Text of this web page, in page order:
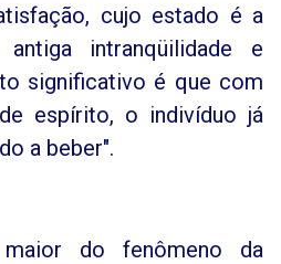
cujo estado é a
intranqüilidade e
significativo é que com
espírito, o indivíduo já
a beber".
maior do fenômeno da